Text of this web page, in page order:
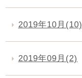
2019年10月(10)
2019年09月(2)